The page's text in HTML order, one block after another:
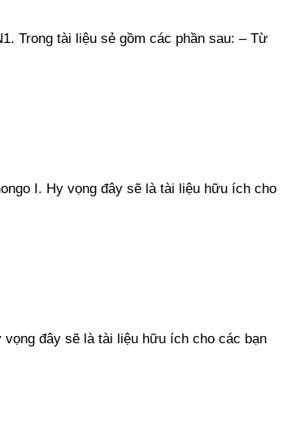
Trong tài liệu sẻ gồm các phần sau: – Từ
I. Hy vọng đây sẽ là tài liệu hữu ích cho
đây sẽ là tài liệu hữu ích cho các bạn